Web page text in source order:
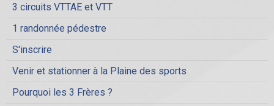
3 circuits VTTAE et VTT
1 randonnée pédestre
S'inscrire
Venir et stationner à la Plaine des sports
Pourquoi les 3 Frères ?